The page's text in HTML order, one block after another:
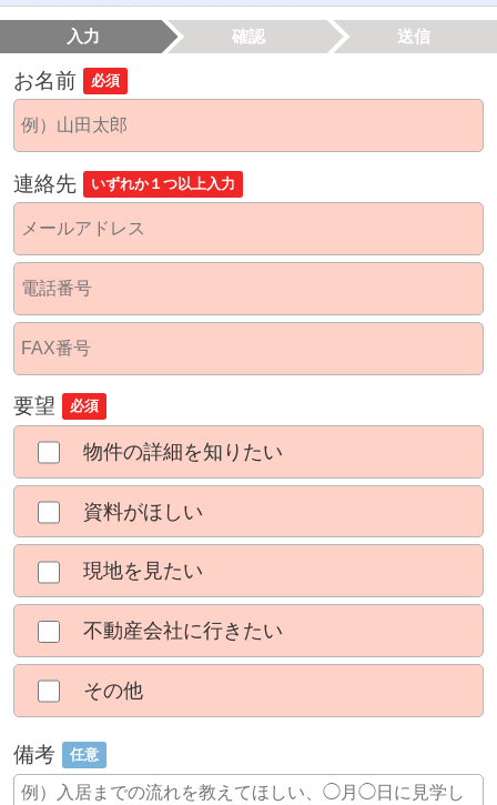
入力 確認 送信
お名前 必須
連絡先 いずれか１つ以上入力
要望 必須
物件の詳細を知りたい
資料がほしい
現地を見たい
不動産会社に行きたい
その他
備考 任意